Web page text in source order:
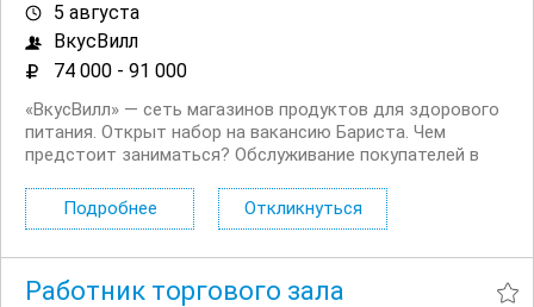
5 августа
ВкусВилл
74 000 - 91 000
«ВкусВилл» — сеть магазинов продуктов для здорового
питания. Открыт набор на вакансию Бариста. Чем
предстоит заниматься? Обслуживание покупателей в
Разогрев еды. Работа с кассой. Нам нужны люди:
Активные,...
Подробнее Откликнуться
Работник торгового зала